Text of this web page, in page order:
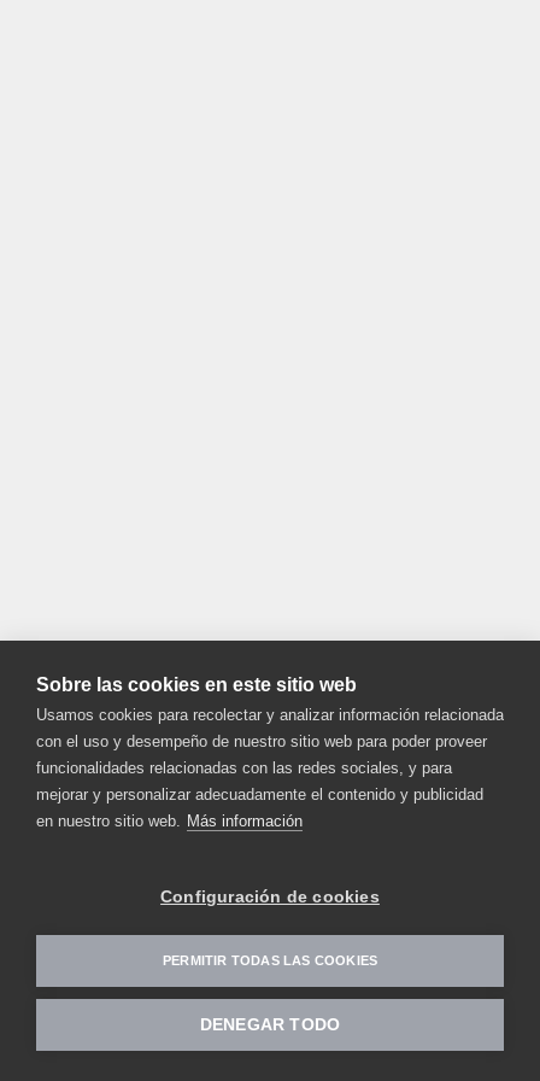
Sobre las cookies en este sitio web
Usamos cookies para recolectar y analizar información relacionada
con el uso y desempeño de nuestro sitio web para poder proveer
funcionalidades relacionadas con las redes sociales, y para
mejorar y personalizar adecuadamente el contenido y publicidad
en nuestro sitio web. Más información
Configuración de cookies
PERMITIR TODAS LAS COOKIES
DENEGAR TODO